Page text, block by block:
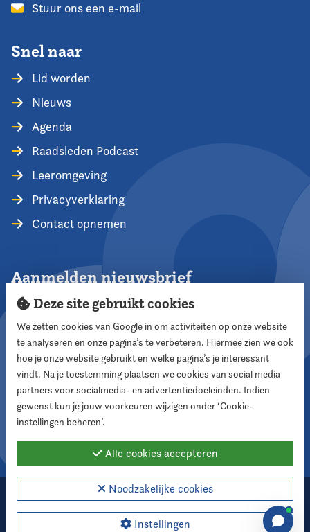
Stuur ons een e-mail
Snel naar
Lid worden
Nieuws
Agenda
Raadsleden Podcast
Leeromgeving
Privacyverklaring
Contact opnemen
Aanmelden nieuwsbrief
Aanmelden
Volg ons
2026 Nederlandse Vereniging voor Raadsleden
Cookie instellingen
Deze site gebruikt cookies
We zetten cookies van Google in om activiteiten op onze website
te analyseren en onze pagina’s te verbeteren. Hiermee zien we ook
hoe je onze website gebruikt en welke pagina’s je interessant
vindt. Na je toestemming plaatsen we cookies van social media
partners voor socialmedia- en advertentiedoeleinden. Indien
gewenst kun je jouw voorkeuren wijzigen onder ‘Cookie-
instellingen beheren’.
Alle cookies accepteren
Noodzakelijke cookies
Instellingen